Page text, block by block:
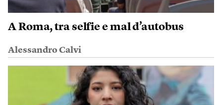
A Roma, tra selfie e mal d’autobus
Alessandro Calvi